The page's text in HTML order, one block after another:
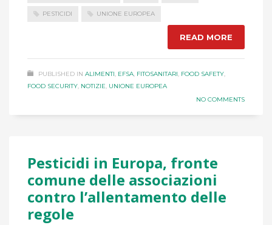
PESTICIDI UNIONE EUROPEA
READ MORE
PUBLISHED IN ALIMENTI, EFSA, FITOSANITARI, FOOD SAFETY,
FOOD SECURITY, NOTIZIE, UNIONE EUROPEA
NO COMMENTS
Pesticidi in Europa, fronte
comune delle associazioni
contro l’allentamento delle
regole